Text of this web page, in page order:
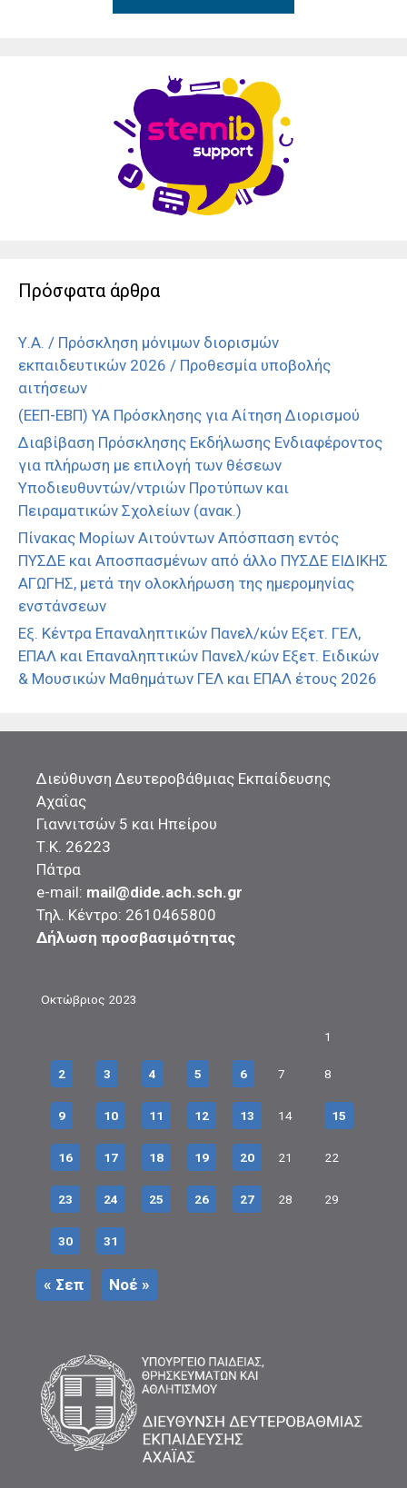
Πρόσφατα άρθρα
Υ.Α. / Πρόσκληση μόνιμων διορισμών
εκπαιδευτικών 2026 / Προθεσμία υποβολής
αιτήσεων
(ΕΕΠ-ΕΒΠ) ΥΑ Πρόσκλησης για Αίτηση Διορισμού
Διαβίβαση Πρόσκλησης Εκδήλωσης Ενδιαφέροντος
για πλήρωση με επιλογή των θέσεων
Υποδιευθυντών/ντριών Προτύπων και
Πειραματικών Σχολείων (ανακ.)
Πίνακας Μορίων Αιτούντων Απόσπαση εντός
ΠΥΣΔΕ και Αποσπασμένων από άλλο ΠΥΣΔΕ ΕΙΔΙΚΗΣ
ΑΓΩΓΗΣ, μετά την ολοκλήρωση της ημερομηνίας
ενστάνσεων
Εξ. Κέντρα Επαναληπτικών Πανελ/κών Εξετ. ΓΕΛ,
ΕΠΑΛ και Επαναληπτικών Πανελ/κών Εξετ. Ειδικών
& Μουσικών Μαθημάτων ΓΕΛ και ΕΠΑΛ έτους 2026
Διεύθυνση Δευτεροβάθμιας Εκπαίδευσης
Αχαΐας
Γιαννιτσών 5 και Ηπείρου
Τ.Κ. 26223
Πάτρα
e-mail: mail@dide.ach.sch.gr
Τηλ. Κέντρο: 2610465800
Δήλωση προσβασιμότητας
Οκτώβριος 2023
1
2 3 4 5 6 7 8
9 10 11 12 13 14 15
16 17 18 19 20 21 22
23 24 25 26 27 28 29
30 31
« Σεπ Νοέ »